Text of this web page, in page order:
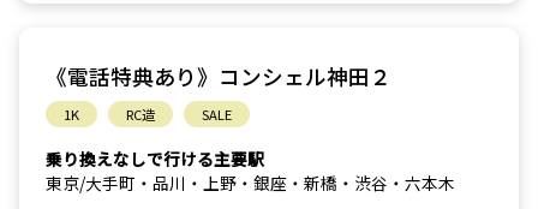
《電話特典あり》コンシェル神田２
1K RC造 SALE
乗り換えなしで行ける主要駅
東京/大手町・品川・上野・銀座・新橋・渋谷・六本木